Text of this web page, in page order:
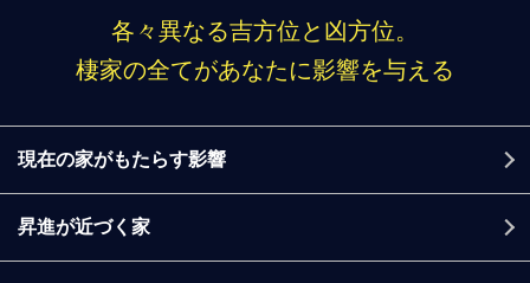
各々異なる吉方位と凶方位。
棲家の全てがあなたに影響を与える
現在の家がもたらす影響
昇進が近づく家